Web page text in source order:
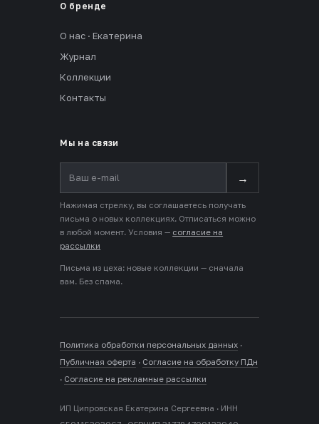
О бренде
О нас · Екатерина
Журнал
Коллекции
Контакты
Мы на связи
→
Нажимая стрелку, вы соглашаетесь получать
письма о новых коллекциях. Отписаться можно
в любой момент. Условия — согласие на
рассылки
Письма из цеха: новые коллекции — сначала
вам. Без спама.
Политика обработки персональных данных ·
Публичная оферта · Согласие на обработку ПДн
· Согласие на рекламные рассылки
ИП Ципровская Екатерина Сергеевна · ИНН